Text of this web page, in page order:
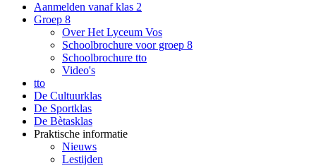
Aanmelden vanaf klas 2
Groep 8
Over Het Lyceum Vos
Schoolbrochure voor groep 8
Schoolbrochure tto
Video's
tto
De Cultuurklas
De Sportklas
De Bètasklas
Praktische informatie
Nieuws
Lestijden